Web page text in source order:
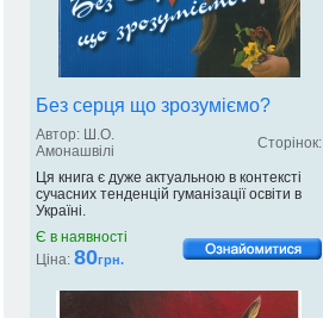
Без серця що зрозуміємо?
Автор: Ш.О.
Амонашвілі
Сторінок:
Ця книга є дуже актуальною в контексті
сучасних тенденцій гуманізації освіти в
Україні.
Є в наявності
Ціна: 80грн.